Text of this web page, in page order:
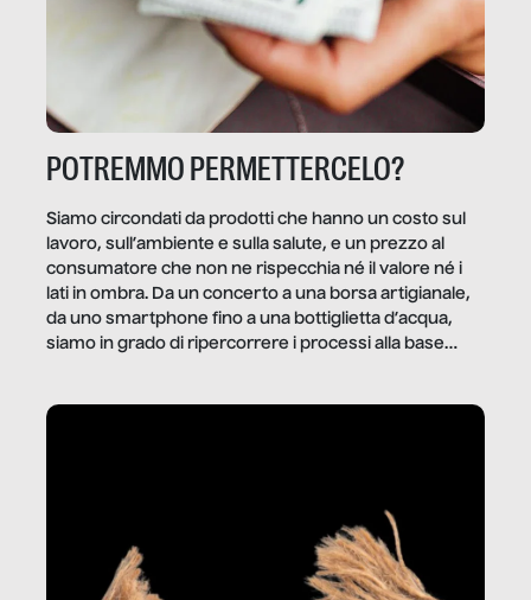
POTREMMO PERMETTERCELO?
Siamo circondati da prodotti che hanno un costo sul
lavoro, sull’ambiente e sulla salute, e un prezzo al
consumatore che non ne rispecchia né il valore né i
lati in ombra. Da un concerto a una borsa artigianale,
da uno smartphone fino a una bottiglietta d’acqua,
siamo in grado di ripercorrere i processi alla base
dietro gli oggetti e i servizi che fanno la nostra vita